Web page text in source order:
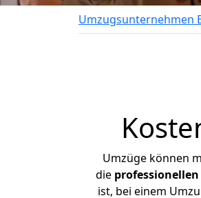
Umzugsunternehmen
Umzüge können
die
ist, bei einem